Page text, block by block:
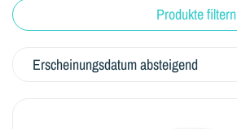
Produkte filtern